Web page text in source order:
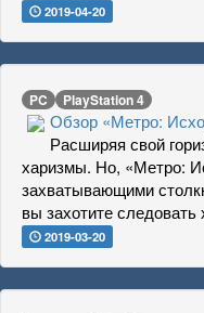
2019-04-20
PC PlayStation 4
Обзор «Метро:
Расширяя свой
харизмы. Но, «Метро:
захватывающими
вы захотите следовать
2019-03-20